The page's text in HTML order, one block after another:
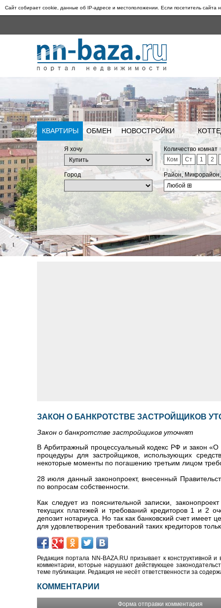
Сайт собирает cookie, данные об IP-адресе и местоположении. Если посетитель сайта
КВАРТИРЫ ОБМЕН НОВОСТРОЙКИ
Я хочу
Количество комнат
Ком
Ст 1 2
Город
Район,
Любой ⊞
ЗАКОН О БАНКРОТСТВЕ ЗАСТРОЙЩИКОВ
Закон о банкротстве застройщиков уточнят
В Арбитражный процессуальный кодекс РФ и закон «О
процедуры для застройщиков, использующих
некоторые моменты по погашению третьим лицом
28 июля данный законопроект, внесенный
по вопросам собственности.
Как следует из пояснительной записки,
текущих платежей и требований кредиторов 1 и 2
депозит нотариуса. Но так как банковский счет имеет
для удовлетворения требований таких кредиторов
Редакция портала NN-BAZA.RU призывает к конструктивной
комментарии, которые нарушают действующее
теме публикации. Редакция не несёт ответственности за
КОММЕНТАРИИ
Форма отправки комментария